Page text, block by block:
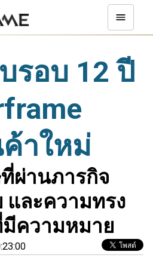
รอบ 12 ปี
าใหม่
ผ่านภารกิจ
และความทรง
ความหมาย